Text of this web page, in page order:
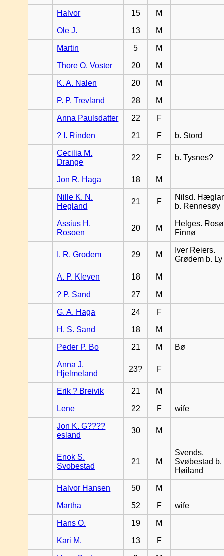
Halvor 15 M
Ole J. 13 M
Martin 5 M
Thore O. Voster 20 M
K. A. Nalen 20 M
P. P. Trevland 28 M
Anna Paulsdatter 22 F
? I. Rinden 21 F b. Stord
Cecilia M.
Drange
22 F b. Tysnes?
Jon R. Haga 18 M
Nille K. N.
Hegland
21 F
Nilsd.
b. Rennesøy
Assius H.
Rosoen
20 M
Helges.
Finnø
I. R. Grodem 29 M
Iver Reiers.
Grødem b. Ly
A. P. Kleven 18 M
? P. Sand 27 M
G. A. Haga 24 F
H. S. Sand 18 M
Peder P. Bo 21 M Bø
Anna J.
Hjelmeland
23? F
Erik ? Breivik 21 M
Lene 22 F wife
Jon K. G????
esland
30 M
Enok S.
Svobestad
21 M
Svends.
Svøbestad b.
Høiland
Halvor Hansen 50 M
Martha 52 F wife
Hans O. 19 M
Kari M. 13 F